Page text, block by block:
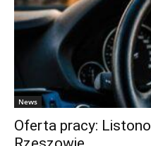
News
Oferta pracy: